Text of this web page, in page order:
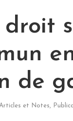
de
et Notes,